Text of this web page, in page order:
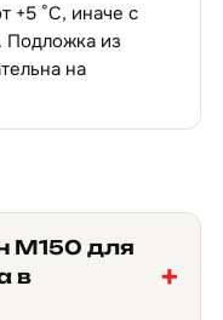
+5 °C, иначе с
Подложка из
на
М150 для
в